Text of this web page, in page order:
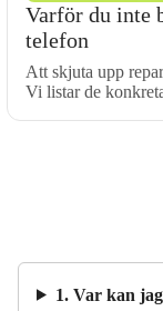
Varför du inte
telefon
Att skjuta upp
Vi listar de
1. Var kan